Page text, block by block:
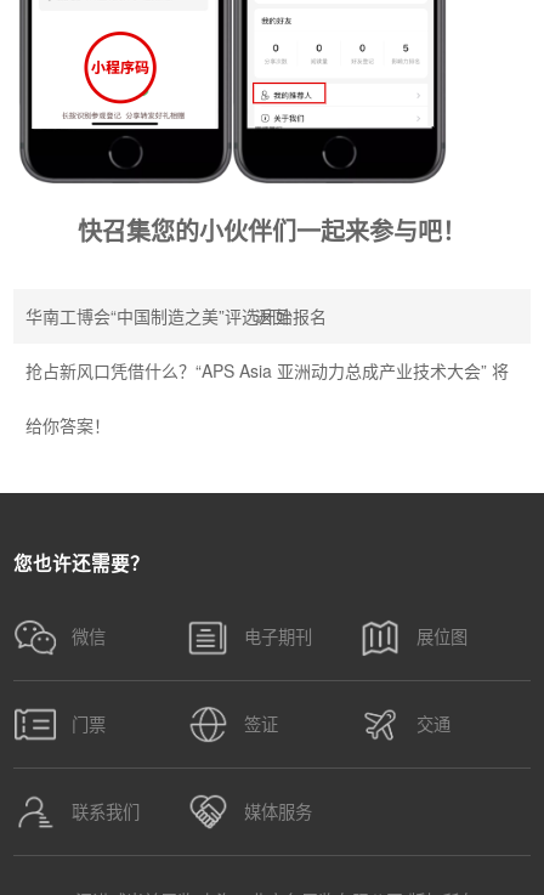
快召集您的小伙伴们一起来参与吧！
华南工博会“中国制造之美”评选开始报名
返回
抢占新风口凭借什么？“APS Asia 亚洲动力总成产业技术大会” 将
给你答案！
您也许还需要？
微信 电子期刊 展位图
门票 签证 交通
联系我们 媒体服务